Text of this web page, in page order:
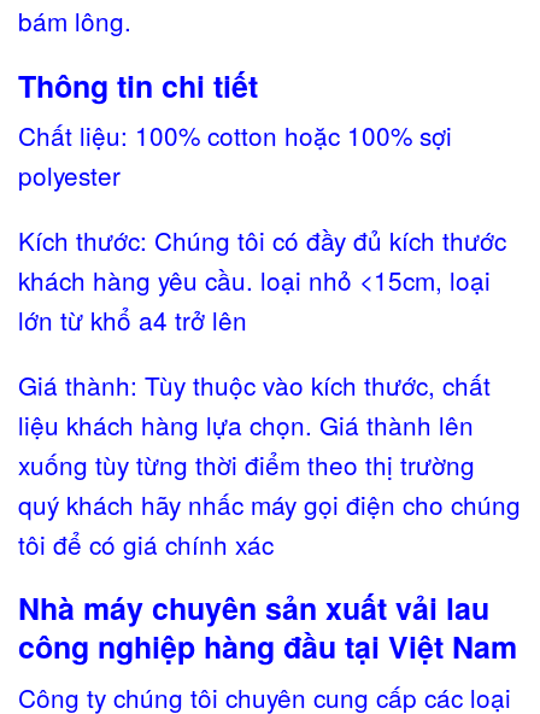
bám lông.
Thông tin chi tiết
Chất liệu: 100% cotton hoặc 100% sợi
polyester
Kích thước: Chúng tôi có đầy đủ kích thước
khách hàng yêu cầu. loại nhỏ <15cm, loại
lớn từ khổ a4 trở lên
Giá thành: Tùy thuộc vào kích thước, chất
liệu khách hàng lựa chọn. Giá thành lên
xuống tùy từng thời điểm theo thị trường
quý khách hãy nhấc máy gọi điện cho chúng
tôi để có giá chính xác
Nhà máy chuyên sản xuất vải lau
công nghiệp hàng đầu tại Việt Nam
Công ty chúng tôi chuyên cung cấp các loại